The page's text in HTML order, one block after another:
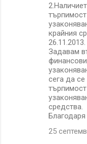
крайния
26.11.2013.
Задавам
сега да
средства.
Благодаря
25